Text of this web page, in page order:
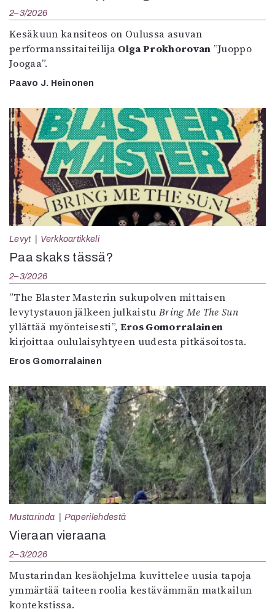
2–3/2026
Kesäkuun kansiteos on Oulussa asuvan
performanssitaiteilija Olga Prokhorovan ”Juoppo
Joogaa”.
Paavo J. Heinonen
Levyt Verkkoartikkeli
Paa skaks tässä?
2–3/2026
”The Blaster Masterin sukupolven mittaisen
levytystauon jälkeen julkaistu Bring Me The Sun
yllättää myönteisesti”, Eros Gomorralainen
kirjoittaa oululaisyhtyeen uudesta pitkäsoitosta.
Eros Gomorralainen
Mustarinda Paperilehdestä
Vieraan vieraana
2–3/2026
Mustarindan kesäohjelma kuvittelee uusia tapoja
ymmärtää taiteen roolia kestävämmän matkailun
kontekstissa.